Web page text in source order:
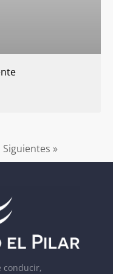
Siguientes »
conducir,